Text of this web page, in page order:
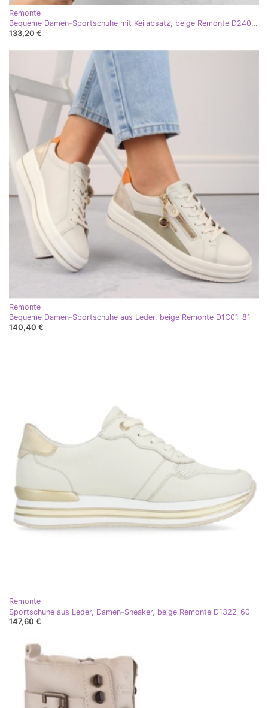
Remonte
Bequeme Damen-Sportschuhe mit Keilabsatz, beige Remonte D2406-60
133,20 €
Remonte
Bequeme Damen-Sportschuhe aus Leder, beige Remonte D1C01-81
140,40 €
Remonte
Sportschuhe aus Leder, Damen-Sneaker, beige Remonte D1322-60
147,60 €